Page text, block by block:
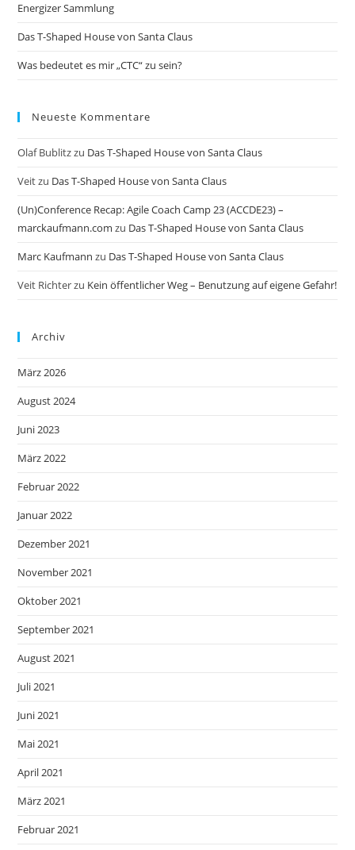
Energizer Sammlung
Das T-Shaped House von Santa Claus
Was bedeutet es mir „CTC“ zu sein?
Neueste Kommentare
Olaf Bublitzzu Das T-Shaped House von Santa Claus
Veitzu Das T-Shaped House von Santa Claus
(Un)Conference Recap: Agile Coach Camp 23 (ACCDE23) –
marckaufmann.com zu Das T-Shaped House von Santa Claus
Marc Kaufmann zu Das T-Shaped House von Santa Claus
Veit Richterzu Kein öffentlicher Weg – Benutzung auf eigene Gefahr!
Archiv
März 2026
August 2024
Juni 2023
März 2022
Februar 2022
Januar 2022
Dezember 2021
November 2021
Oktober 2021
September 2021
August 2021
Juli 2021
Juni 2021
Mai 2021
April 2021
März 2021
Februar 2021